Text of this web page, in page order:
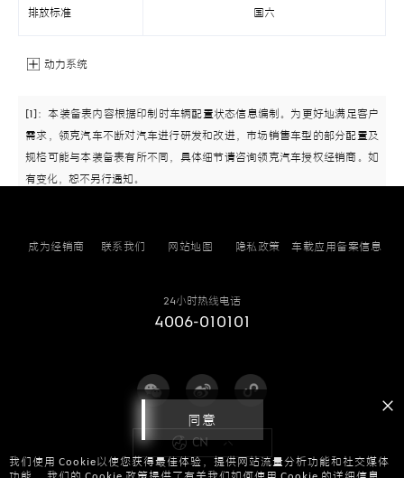
排放标准 国六
动力系统
底盘系统
安全防护系统
座舱智能系统
[1]：本装备表内容根据印制时车辆配置状态信息编制。为更好地满足客户
需求，领克汽车不断对汽车进行研发和改进，市场销售车型的部分配置及
规格可能与本装备表有所不同，具体细节请咨询领克汽车授权经销商。如
有变化，恕不另行通知。
须始终注意观察当前交通状况，高度注意车距和车速，并根据实际情况进
[5]：座椅材质是由真皮及合成皮革组成，不同座椅材质的真皮和合成皮革
革，具体情况以产品为准。
成为经销商 联系我们 网站地图 隐私政策 车载应用备案信息
24小时热线电话
4006-010101
CN
同意
我们使用 Cookie以使您获得最佳体验，提供网站流量分析功能和社交媒体